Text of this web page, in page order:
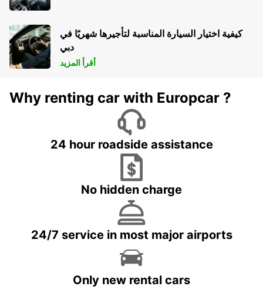
كيفية اختيار السيارة المناسبة لتأجيرها شهريًا في
دبي
أقرأ المزيد
Why renting car with Europcar ?
24 hour roadside assistance
No hidden charge
24/7 service in most major airports
Only new rental cars